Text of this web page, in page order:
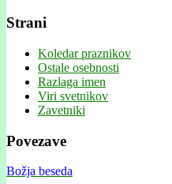
Strani
Koledar praznikov
Ostale osebnosti
Razlaga imen
Viri svetnikov
Zavetniki
Povezave
Božja beseda